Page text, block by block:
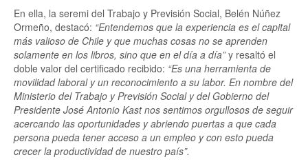
En ella, la seremi del Trabajo y Previsión Social, Belén Núñez
Ormeño, destacó: “Entendemos que la experiencia es el capital
más valioso de Chile y que muchas cosas no se aprenden
solamente en los libros, sino que en el día a día”y resaltó el
doble valor del certificado recibido: “Es una herramienta de
movilidad laboral y un reconocimiento a su labor. En nombre del
Ministerio del Trabajo y Previsión Social y del Gobierno del
Presidente José Antonio Kast nos sentimos orgullosos de seguir
acercando las oportunidades y abriendo puertas a que cada
persona pueda tener acceso a un empleo y con esto pueda
crecer la productividad de nuestro país”.